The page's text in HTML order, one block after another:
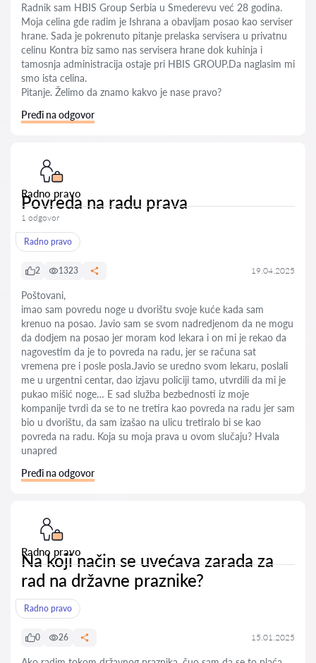
Radnik sam HBIS Group Serbia u Smederevu već 28 godina.
Moja celina gde radim je Ishrana a obavljam posao kao serviser
hrane. Sada je pokrenuto pitanje prelaska servisera u privatnu
celinu Kontra biz samo nas servisera hrane dok kuhinja i
tamosnja administracija ostaje pri HBIS GROUP.Da naglasim mi
smo ista celina.
Pitanje. Želimo da znamo kakvo je nase pravo?
Pređi na odgovor
Radno pravo
Povreda na radu prava
1 odgovor
Radno pravo
2 1323 19.04.2025
Poštovani,
imao sam povredu noge u dvorištu svoje kuće kada sam
krenuo na posao. Javio sam se svom nadredjenom da ne mogu
da dodjem na posao jer moram kod lekara i on mi je rekao da
nagovestim da je to povreda na radu, jer se računa sat
vremena pre i posle posla.Javio se uredno svom lekaru, poslali
me u urgentni centar, dao izjavu policiji tamo, utvrdili da mi je
pukao mišić noge… E sad služba bezbednosti iz moje
kompanije tvrdi da se to ne tretira kao povreda na radu jer sam
bio u dvorištu, da sam izašao na ulicu tretiralo bi se kao
povreda na radu. Koja su moja prava u ovom slučaju? Hvala
unapred
Pređi na odgovor
Radno pravo
Na koji način se uvećava zarada za
rad na državne praznike?
Radno pravo
0 26 15.01.2025